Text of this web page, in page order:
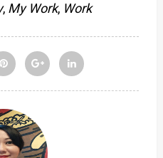
, My Work, Work